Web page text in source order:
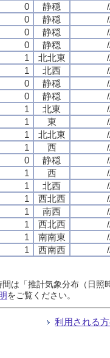
0 静穏
0 静穏
0 静穏
0 静穏
1 北北東
1 北西
0 静穏
0 静穏
1 北東
1 東
1 北北東
1 西
0 静穏
1 西
1 北西
1 西北西
1 南西
1 西北西
1 南南東
1 西南西
は「推計気象分布（日
をご覧ください。
利用される